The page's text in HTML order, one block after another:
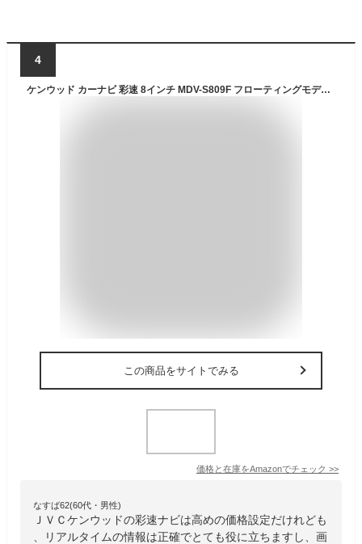
4
ケンウッド カーナビ 彩速 8インチ MDV-S809F フローティングモデル ハイコストパフォーマンスモデル デジタルルームミラー型ドライブレコーダーと連携可能 ブラック KENWOOD
この商品をサイトでみる
価格と在庫をAmazonでチェック >>
なすば62(60代・男性)
ＪＶＣケンウッドの彩速ナビは高めの価格設定だけれども
、リアルタイムの情報は正確でとても役に立ちますし、画